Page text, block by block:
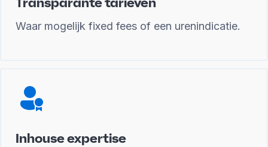
Waar mogelijk fixed fees of een urenindicatie.
Inhouse expertise